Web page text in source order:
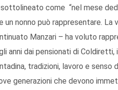
come “nel mese
un nonno può rappresentare.
Manzari – ha voluto
anni dai pensionati di
tradizioni, lavoro e senso
generazioni che devono